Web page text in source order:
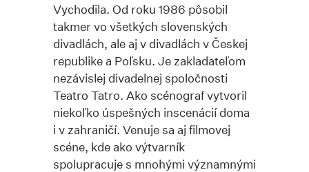
Vychodila. Od roku 1986 pôsobil
takmer vo všetkých slovenských
divadlách, ale aj v divadlách v Českej
republike a Poľsku. Je zakladateľom
nezávislej divadelnej spoločnosti
Teatro Tatro. Ako scénograf vytvoril
niekoľko úspešných inscenácií doma
i v zahraničí. Venuje sa aj filmovej
scéne, kde ako výtvarník
spolupracuje s mnohými významnými